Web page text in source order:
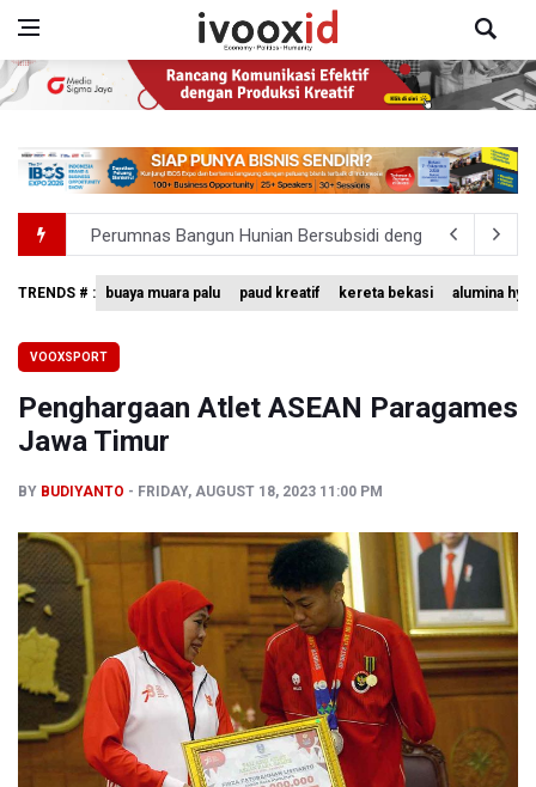
Perumnas Bangun Hunian Bersubsidi dengan Konsep
Bank Indonesia Sebut Cadangan Devisa Akhir Juli
Pendakian Gunung Gede Pangrango Ditutup karena
Menkomdigi Sebut Kehadiran AI Factory Perkuat Posisi
TRENDS # : buaya muara palu paud kreatif kereta bekasi alumina
VOOXSPORT
Penghargaan Atlet ASEAN Paragames
Jawa Timur
BY BUDIYANTO FRIDAY, AUGUST 18, 2023 11:00 PM